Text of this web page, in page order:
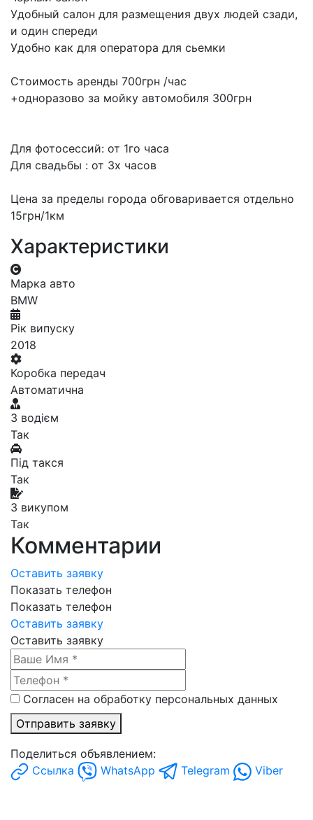
Удобный салон для размещения двух людей сзади,
и один спереди
Удобно как для оператора для сьемки
Стоимость аренды 700грн /час
+одноразово за мойку автомобиля 300грн
Для фотосессий: от 1го часа
Для свадьбы : от 3х часов
Цена за пределы города обговаривается отдельно
15грн/1км
Характеристики
Марка авто
BMW
Рік випуску
2018
Коробка передач
Автоматична
З водієм
Так
Під такся
Так
З викупом
Так
Комментарии
Оставить заявку
Показать телефон
Показать телефон
Оставить заявку
Оставить заявку
Согласен на обработку персональных данных
Отправить заявку
Поделиться объявлением:
Ссылка
WhatsApp Telegram Viber